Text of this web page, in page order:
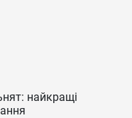
найкращі